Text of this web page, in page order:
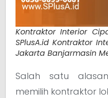
Kontraktor Interior
SPlusA.id Kontraktor
Jakarta Banjarmasin
Salah satu
memilih kontraktor